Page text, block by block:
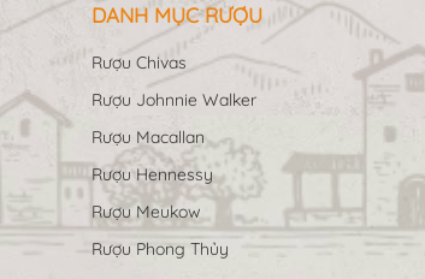
DANH MỤC RƯỢU
Rượu Chivas
Rượu Johnnie Walker
Rượu Macallan
Rượu Hennessy
Rượu Meukow
Rượu Phong Thủy